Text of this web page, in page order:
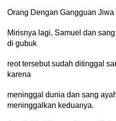
Orang Dengan Gangguan Jiwa
Mirisnya lagi, Samuel dan
di gubuk
reot tersebut sudah ditinggal
karena
meninggal dunia dan sang
meninggalkan keduanya.